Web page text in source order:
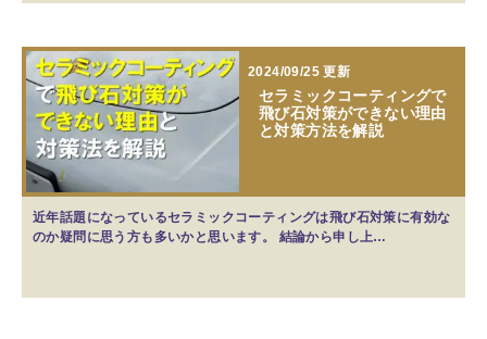
2024/09/25 更新
セラミックコーティングで
飛び石対策ができない理由
と対策方法を解説
近年話題になっているセラミックコーティングは飛び石対策に有効な
のか疑問に思う方も多いかと思います。 結論から申し上…